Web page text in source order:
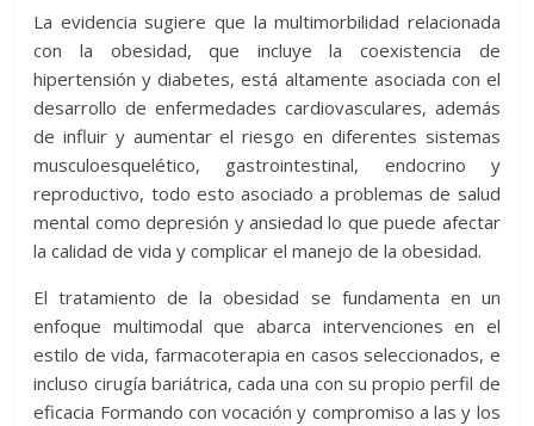
La evidencia sugiere que la multimorbilidad relacionada
con la obesidad, que incluye la coexistencia de
hipertensión y diabetes, está altamente asociada con el
desarrollo de enfermedades cardiovasculares, además
de influir y aumentar el riesgo en diferentes sistemas
musculoesquelético, gastrointestinal, endocrino y
reproductivo, todo esto asociado a problemas de salud
mental como depresión y ansiedad lo que puede afectar
la calidad de vida y complicar el manejo de la obesidad.
El tratamiento de la obesidad se fundamenta en un
enfoque multimodal que abarca intervenciones en el
estilo de vida, farmacoterapia en casos seleccionados, e
incluso cirugía bariátrica, cada una con su propio perfil de
eficacia Formando con vocación y compromiso a las y los